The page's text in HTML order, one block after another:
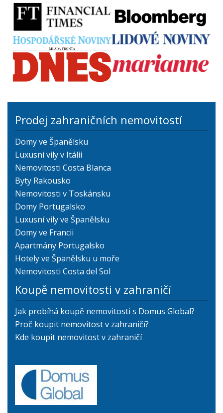
Prodej zahraničních nemovitostí
Domy ve Španělsku
Luxusní vily v Itálii
Nemovitosti Costa Blanca
Byty Rakousko
Nemovitosti v Toskánsku
Domy Portugalsko
Luxusní vily ve Španělsku
Domy ve Francii
Apartmány Portugalsko
Hotely ve Španělsku u moře
Nemovitosti Costa del Sol
Koupě nemovitosti v zahraničí
Jak probíhá koupě nemovitosti s Domus Global?
Proč koupit nemovitost v zahraničí?
Kde koupit nemovitost v zahraničí